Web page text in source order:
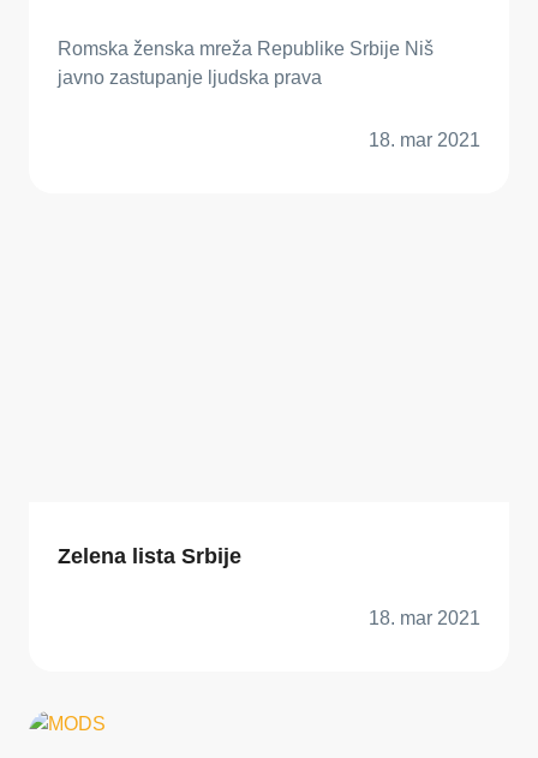
Romska ženska mreža Republike Srbije Niš
javno zastupanje ljudska prava
18. mar 2021
Zelena lista Srbije
18. mar 2021